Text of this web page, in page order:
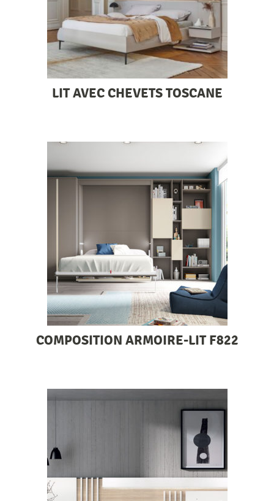
LIT AVEC CHEVETS TOSCANE
COMPOSITION ARMOIRE-LIT F822